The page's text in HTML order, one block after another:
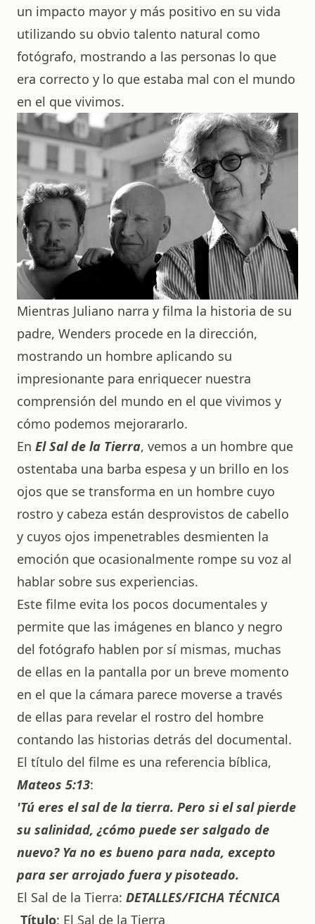
un impacto mayor y más positivo en su vida
utilizando su obvio talento natural como
fotógrafo, mostrando a las personas lo que
era correcto y lo que estaba mal con el mundo
en el que vivimos.
Mientras Juliano narra y filma la historia de su
padre, Wenders procede en la dirección,
mostrando un hombre aplicando su
impresionante para enriquecer nuestra
comprensión del mundo en el que vivimos y
cómo podemos mejorararlo.
En El Sal de la Tierra, vemos a un hombre que
ostentaba una barba espesa y un brillo en los
ojos que se transforma en un hombre cuyo
rostro y cabeza están desprovistos de cabello
y cuyos ojos impenetrables desmienten la
emoción que ocasionalmente rompe su voz al
hablar sobre sus experiencias.
Este filme evita los pocos documentales y
permite que las imágenes en blanco y negro
del fotógrafo hablen por sí mismas, muchas
de ellas en la pantalla por un breve momento
en el que la cámara parece moverse a través
de ellas para revelar el rostro del hombre
contando las historias detrás del documental.
El título del filme es una referencia bíblica,
Mateos 5:13:
'Tú eres el sal de la tierra. Pero si el sal pierde
su salinidad, ¿cómo puede ser salgado de
nuevo? Ya no es bueno para nada, excepto
para ser arrojado fuera y pisoteado.
El Sal de la Tierra: DETALLES/FICHA TÉCNICA
Título: El Sal de la Tierra